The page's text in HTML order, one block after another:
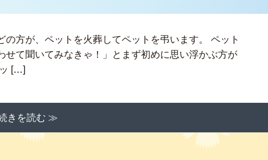
方が、ペットを火葬してペットを弔います。 ペット
せて聞いてみなきゃ！」とまず初めに思い浮かぶ方が
[…]
きを読む ≫